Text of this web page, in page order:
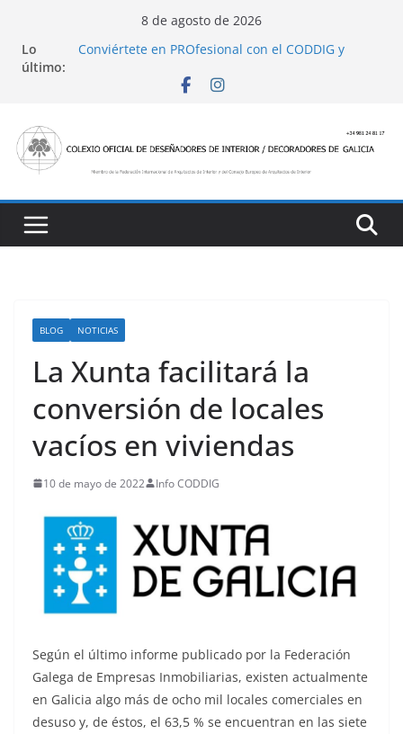
contenido
8 de agosto de 2026
Lo
último:
Conviértete en PROfesional con el CODDIG y
Ayudas para mejoras de establecimientos
San Marcial 2025
BLOG NOTICIAS
La Xunta facilitará la
conversión de locales
vacíos en viviendas
10 de mayo de 2022 Info CODDIG
Según el último informe publicado por la Federación
Galega de Empresas Inmobiliarias, existen actualmente
en Galicia algo más de ocho mil locales comerciales en
desuso y, de éstos, el 63,5 % se encuentran en las siete